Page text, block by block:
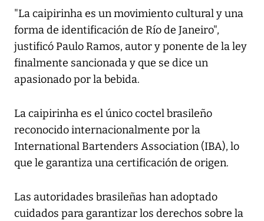
"La caipirinha es un movimiento cultural y una
forma de identificación de Río de Janeiro",
justificó Paulo Ramos, autor y ponente de la ley
finalmente sancionada y que se dice un
apasionado por la bebida.
La caipirinha es el único coctel brasileño
reconocido internacionalmente por la
International Bartenders Association (IBA), lo
que le garantiza una certificación de origen.
Las autoridades brasileñas han adoptado
cuidados para garantizar los derechos sobre la